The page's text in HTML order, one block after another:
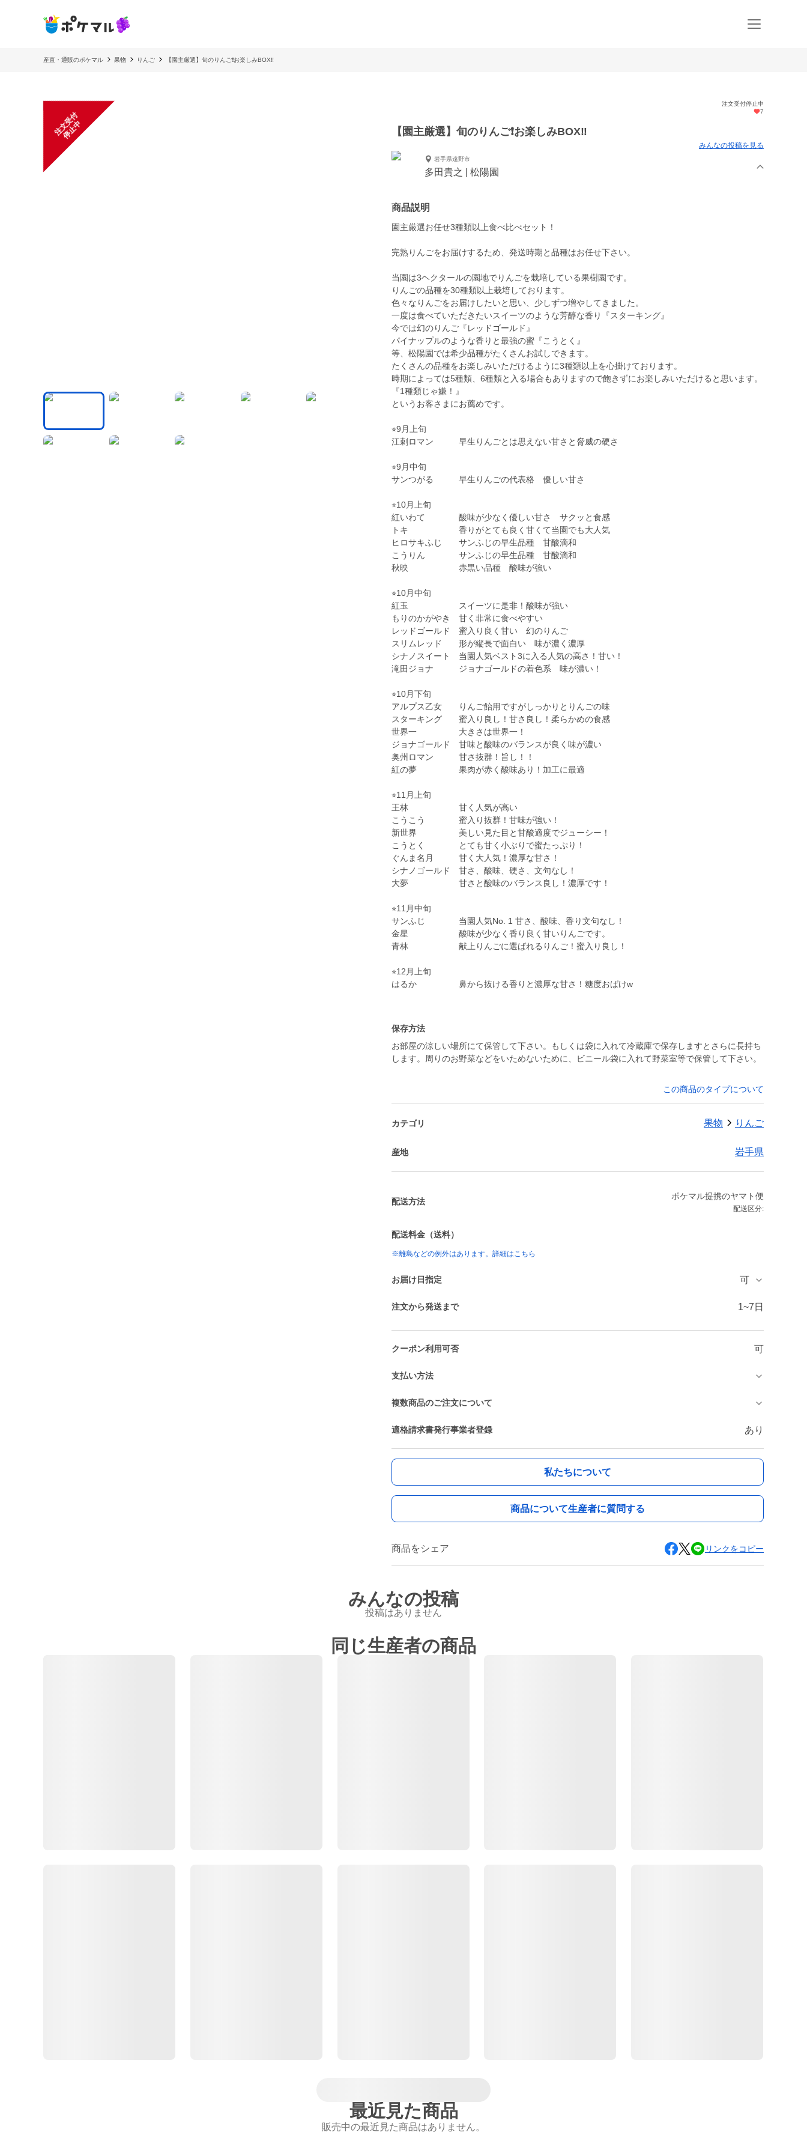
産直・通販のポケマル 果物 りんご 【園主厳選】旬のりんご❗️お楽しみBOX‼️
注
文
受
付
停
止
中
注文受付停止中
7
【園主厳選】旬のりんご❗️お楽しみBOX‼️
みんなの投稿を見る
岩手県遠野市
多田貴之 | 松陽園
商品説明
園主厳選お任せ3種類以上食べ比べセット！
完熟りんごをお届けするため、発送時期と品種はお任せ下さい。
当園は3ヘクタールの園地でりんごを栽培している果樹園です。
りんごの品種を30種類以上栽培しております。
色々なりんごをお届けしたいと思い、少しずつ増やしてきました。
一度は食べていただきたいスイーツのような芳醇な香り『スターキング』
今では幻のりんご『レッドゴールド』
パイナップルのような香りと最強の蜜『こうとく』
等、松陽園では希少品種がたくさんお試しできます。
たくさんの品種をお楽しみいただけるように3種類以上を心掛けております。
時期によっては5種類、6種類と入る場合もありますので飽きずにお楽しみいただけると思います。
『1種類じゃ嫌！』
というお客さまにお薦めです。
⭐︎9月上旬
江刺ロマン 早生りんごとは思えない甘さと脅威の硬さ
⭐︎9月中旬
サンつがる 早生りんごの代表格 優しい甘さ
⭐︎10月上旬
紅いわて 酸味が少なく優しい甘さ サクッと食感
トキ 香りがとても良く甘くて当園でも大人気
ヒロサキふじ サンふじの早生品種 甘酸滴和
こうりん サンふじの早生品種 甘酸滴和
秋映 赤黒い品種 酸味が強い
⭐︎10月中旬
紅玉 スイーツに是非！酸味が強い
もりのかがやき 甘く非常に食べやすい
レッドゴールド 蜜入り良く甘い 幻のりんご
スリムレッド 形が縦長で面白い 味が濃く濃厚
シナノスイート 当園人気ベスト3に入る人気の高さ！甘い！
滝田ジョナ ジョナゴールドの着色系 味が濃い！
⭐︎10月下旬
アルプス乙女 りんご飴用ですがしっかりとりんごの味
スターキング 蜜入り良し！甘さ良し！柔らかめの食感
世界一 大きさは世界一！
ジョナゴールド 甘味と酸味のバランスが良く味が濃い
奥州ロマン 甘さ抜群！旨し！！
紅の夢 果肉が赤く酸味あり！加工に最適
⭐︎11月上旬
王林 甘く人気が高い
こうこう 蜜入り抜群！甘味が強い！
新世界 美しい見た目と甘酸適度でジューシー！
こうとく とても甘く小ぶりで蜜たっぷり！
ぐんま名月 甘く大人気！濃厚な甘さ！
シナノゴールド 甘さ、酸味、硬さ、文句なし！
大夢 甘さと酸味のバランス良し！濃厚です！
⭐︎11月中旬
サンふじ 当園人気No. 1 甘さ、酸味、香り文句なし！
金星 酸味が少なく香り良く甘いりんごです。
青林 献上りんごに選ばれるりんご！蜜入り良し！
⭐︎12月上旬
はるか 鼻から抜ける香りと濃厚な甘さ！糖度おばけw
保存方法
お部屋の涼しい場所にて保管して下さい。もしくは袋に入れて冷蔵庫で保存しますとさらに長持ち
します。周りのお野菜などをいためないために、ビニール袋に入れて野菜室等で保管して下さい。
この商品のタイプについて
カテゴリ 果物 りんご
産地 岩手県
配送方法
ポケマル提携のヤマト便
配送区分:
配送料金（送料）
※離島などの例外はあります。詳細はこちら
お届け日指定 可
注文から発送まで 1~7日
クーポン利用可否 可
支払い方法
複数商品のご注文について
適格請求書発行事業者登録 あり
私たちについて
商品について生産者に質問する
商品をシェア リンクをコピー
みんなの投稿
投稿はありません
同じ生産者の商品
最近見た商品
販売中の最近見た商品はありません。